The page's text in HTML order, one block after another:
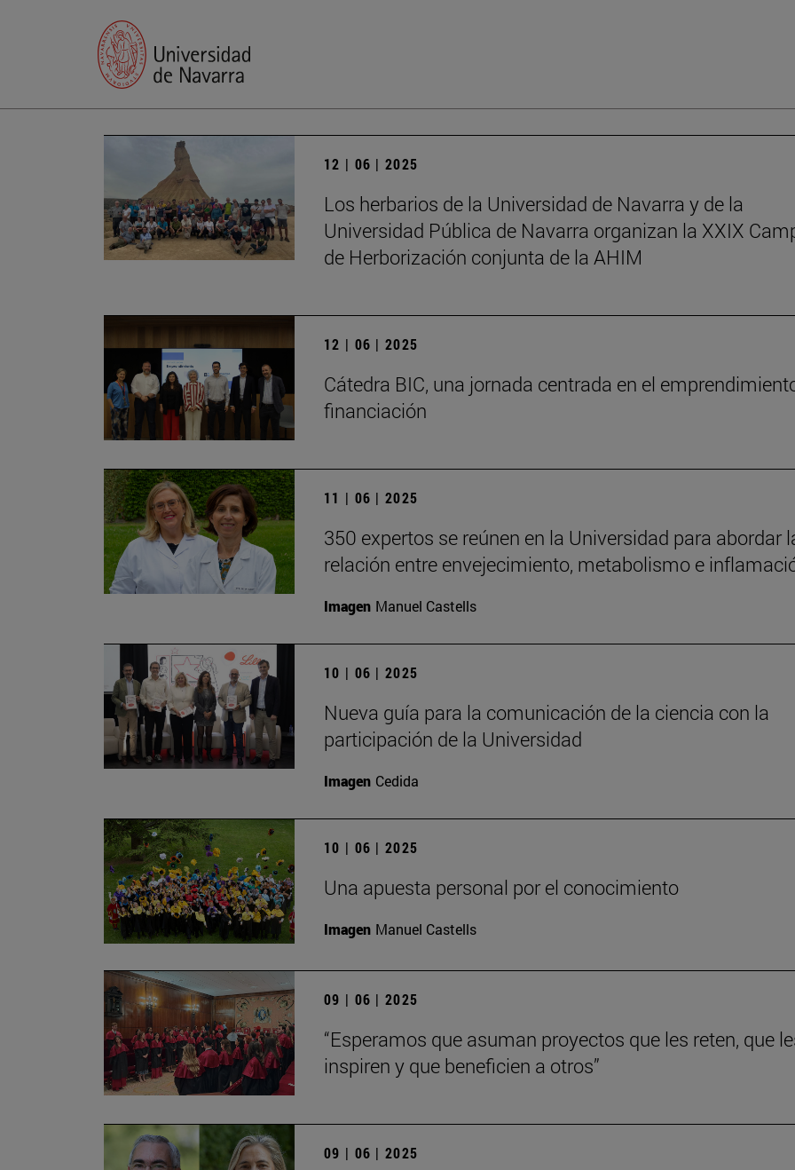
12 | 06 | 2025
Los herbarios de la Universidad de Navarra y de la
Universidad Pública de Navarra organizan la XXIX
de Herborización conjunta de la AHIM
12 | 06 | 2025
Cátedra BIC, una jornada centrada en el
financiación
11 | 06 | 2025
350 expertos se reúnen en la Universidad para abordar
relación entre envejecimiento, metabolismo e
Imagen Manuel Castells
10 | 06 | 2025
Nueva guía para la comunicación de la ciencia con la
participación de la Universidad
Imagen Cedida
10 | 06 | 2025
Una apuesta personal por el conocimiento
Imagen Manuel Castells
09 | 06 | 2025
“Esperamos que asuman proyectos que les reten, que
inspiren y que beneficien a otros”
09 | 06 | 2025